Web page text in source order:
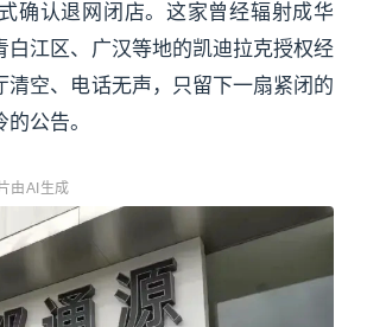
确认退网闭店。这家曾经辐射成华
白江区、广汉等地的凯迪拉克授权经
清空、电话无声，只留下一扇紧闭的
公告。
由AI生成